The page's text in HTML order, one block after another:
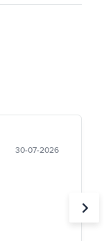
30-07-2026